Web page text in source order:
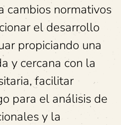
cambios normativos
el desarrollo
propiciando una
y cercana con la
facilitar
para el análisis de
y la